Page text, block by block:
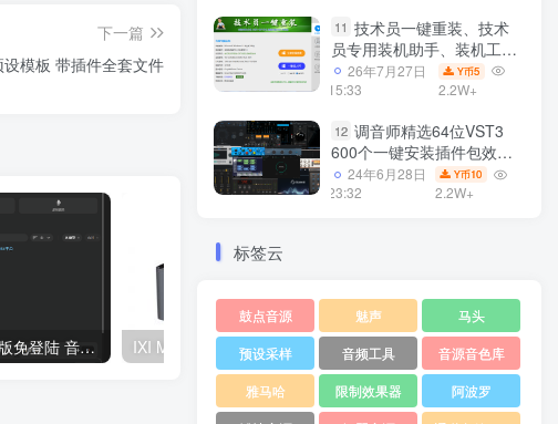
下一篇
模板 带插件全套文件
Replay 8.5.3汉化版免登陆 音频分离训练模型 人声转换翻唱 支持50系显卡 一键安装包 WiN IXI MEGA M-NU2 声卡驱动下载
11 技术员一键重装、技术
员专用装机助手、装机工
具、电脑系统装机软件丶一
键安装系统
26年7月27日
15:33
Y币5
2.2W+
12 调音师精选64位VST3
600个一键安装插件包效果
器集合10G WiN
24年6月28日
23:32
Y币10
2.2W+
标签云
鼓点音源 魅声
马头
预设采样
音频工具
音源音色库
雅马哈
限制效果器
阿波罗